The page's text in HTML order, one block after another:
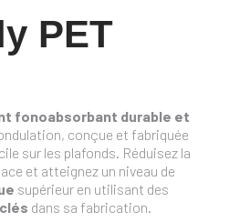
PET
fonoabsorbant durable et
conçue et fabriquée
sur les plafonds. Réduisez la
et atteignez un niveau de
supérieur en utilisant des
dans sa fabrication.